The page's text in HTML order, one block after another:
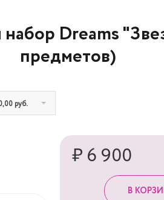
Dreams
предметов)
руб.
₽ 6 900